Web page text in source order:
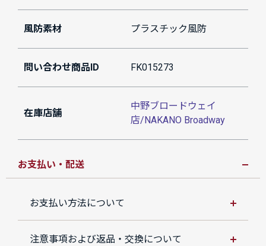
風防素材 プラスチック風防
問い合わせ商品ID FK015273
在庫店舗
中野ブロードウェイ
店/NAKANO Broadway
お支払い・配送
お支払い方法について
注意事項および返品・交換について